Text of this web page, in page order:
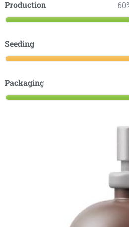
Production 60
Seeding
Packaging